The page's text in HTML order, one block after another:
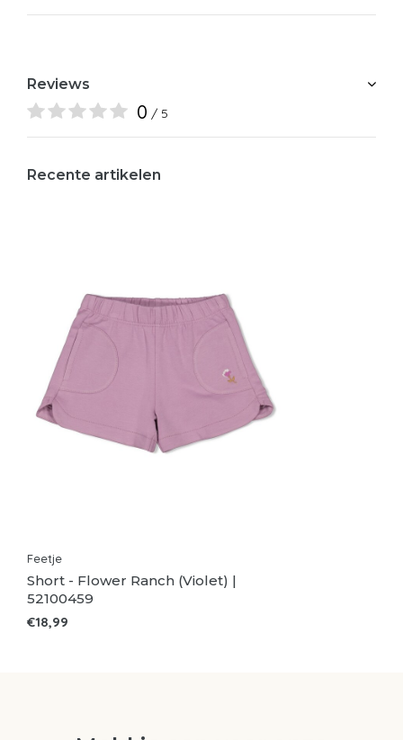
Reviews
0 / 5
Recente artikelen
Feetje
Short - Flower Ranch (Violet) |
52100459
€18,99